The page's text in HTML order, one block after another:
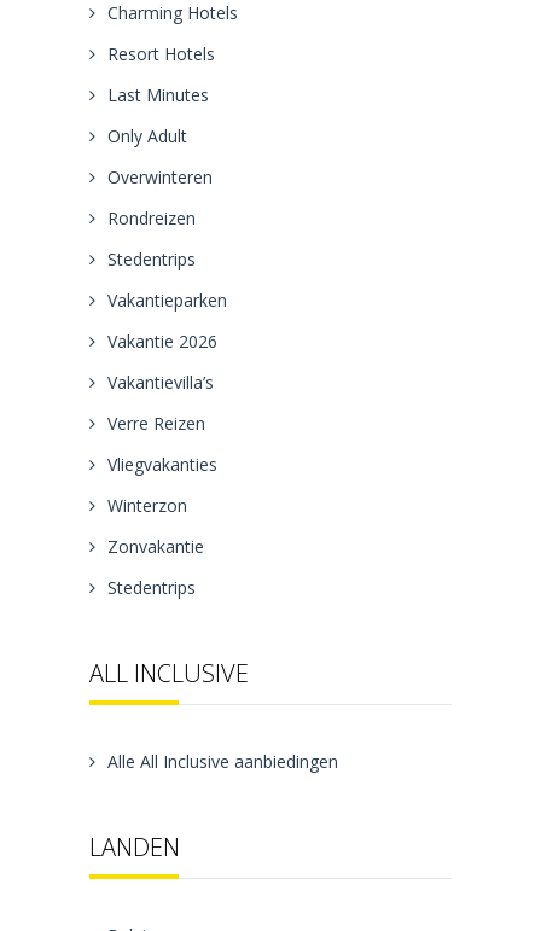
Charming Hotels
Resort Hotels
Last Minutes
Only Adult
Overwinteren
Rondreizen
Stedentrips
Vakantieparken
Vakantie 2026
Vakantievilla’s
Verre Reizen
Vliegvakanties
Winterzon
Zonvakantie
Stedentrips
ALL INCLUSIVE
Alle All Inclusive aanbiedingen
LANDEN